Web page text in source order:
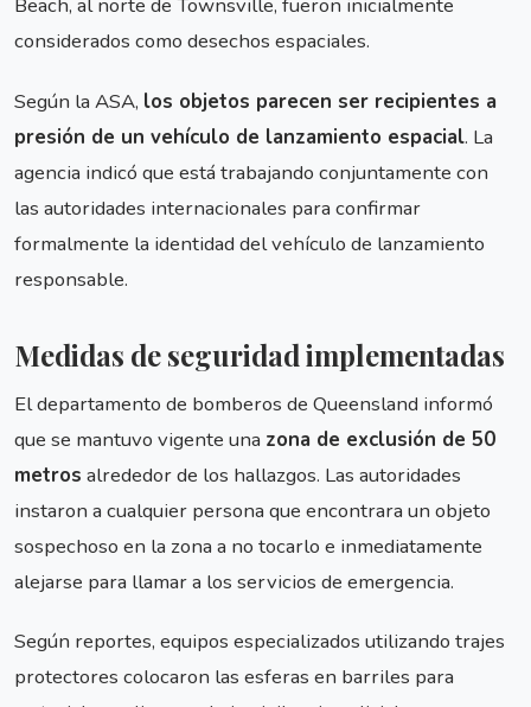
Beach, al norte de Townsville, fueron inicialmente
considerados como desechos espaciales.
Según la ASA, los objetos parecen ser recipientes a
presión de un vehículo de lanzamiento espacial. La
agencia indicó que está trabajando conjuntamente con
las autoridades internacionales para confirmar
formalmente la identidad del vehículo de lanzamiento
responsable.
Medidas de seguridad implementadas
El departamento de bomberos de Queensland informó
que se mantuvo vigente una zona de exclusión de 50
metros alrededor de los hallazgos. Las autoridades
instaron a cualquier persona que encontrara un objeto
sospechoso en la zona a no tocarlo e inmediatamente
alejarse para llamar a los servicios de emergencia.
Según reportes, equipos especializados utilizando trajes
protectores colocaron las esferas en barriles para